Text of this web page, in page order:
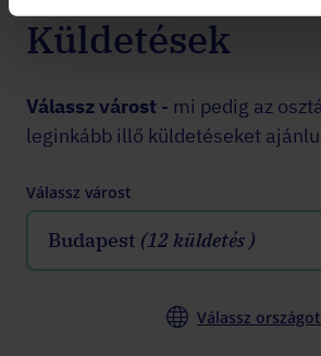
Küldetések
Válassz várost - mi pedig az
leginkább illő küldetéseket
Válassz várost
Budapest (12 küldetés )
Válassz országot